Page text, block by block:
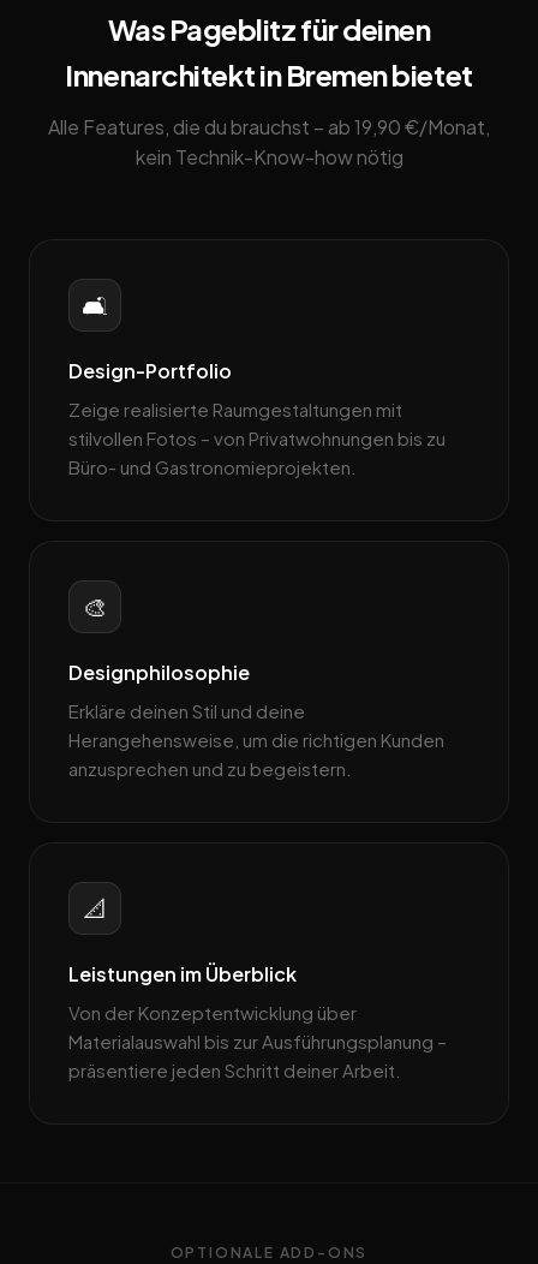
Was Pageblitz für deinen
Innenarchitekt in Bremen bietet
Alle Features, die du brauchst – ab 19,90 €/Monat,
kein Technik-Know-how nötig
🛋️
Design-Portfolio
Zeige realisierte Raumgestaltungen mit
stilvollen Fotos – von Privatwohnungen bis zu
Büro- und Gastronomieprojekten.
🎨
Designphilosophie
Erkläre deinen Stil und deine
Herangehensweise, um die richtigen Kunden
anzusprechen und zu begeistern.
📐
Leistungen im Überblick
Von der Konzeptentwicklung über
Materialauswahl bis zur Ausführungsplanung –
präsentiere jeden Schritt deiner Arbeit.
OPTIONALE ADD-ONS